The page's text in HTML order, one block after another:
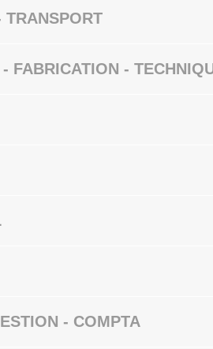
FABRICATION -
- COMPTA